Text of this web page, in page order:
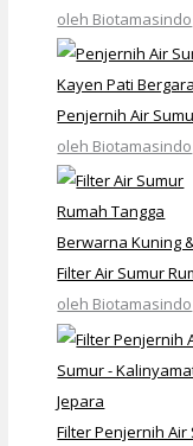
oleh Biotamasindo
Penjernih Air
oleh Biotamasindo
Filter Air Sumur
oleh Biotamasindo
Filter Penjernih Air